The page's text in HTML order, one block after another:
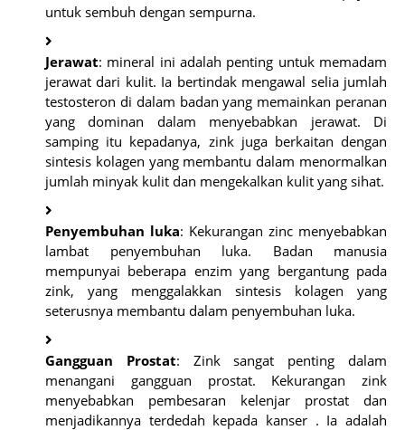
untuk sembuh dengan sempurna.
Jerawat: mineral ini adalah penting untuk memadam
jerawat dari kulit. Ia bertindak mengawal selia jumlah
testosteron di dalam badan yang memainkan peranan
yang dominan dalam menyebabkan jerawat. Di
samping itu kepadanya, zink juga berkaitan dengan
sintesis kolagen yang membantu dalam menormalkan
jumlah minyak kulit dan mengekalkan kulit yang sihat.
Penyembuhan luka: Kekurangan zinc menyebabkan
lambat penyembuhan luka. Badan manusia
mempunyai beberapa enzim yang bergantung pada
zink, yang menggalakkan sintesis kolagen yang
seterusnya membantu dalam penyembuhan luka.
Gangguan Prostat: Zink sangat penting dalam
menangani gangguan prostat. Kekurangan zink
menyebabkan pembesaran kelenjar prostat dan
menjadikannya terdedah kepada kanser . Ia adalah